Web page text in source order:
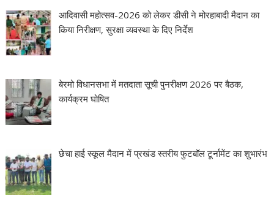
आदिवासी महोत्सव-2026 को लेकर डीसी ने मोरहाबादी मैदान का
किया निरीक्षण, सुरक्षा व्यवस्था के दिए निर्देश
बेरमो विधानसभा में मतदाता सूची पुनरीक्षण 2026 पर बैठक,
कार्यक्रम घोषित
छेचा हाई स्कूल मैदान में प्रखंड स्तरीय फुटबॉल टूर्नामेंट का शुभारंभ